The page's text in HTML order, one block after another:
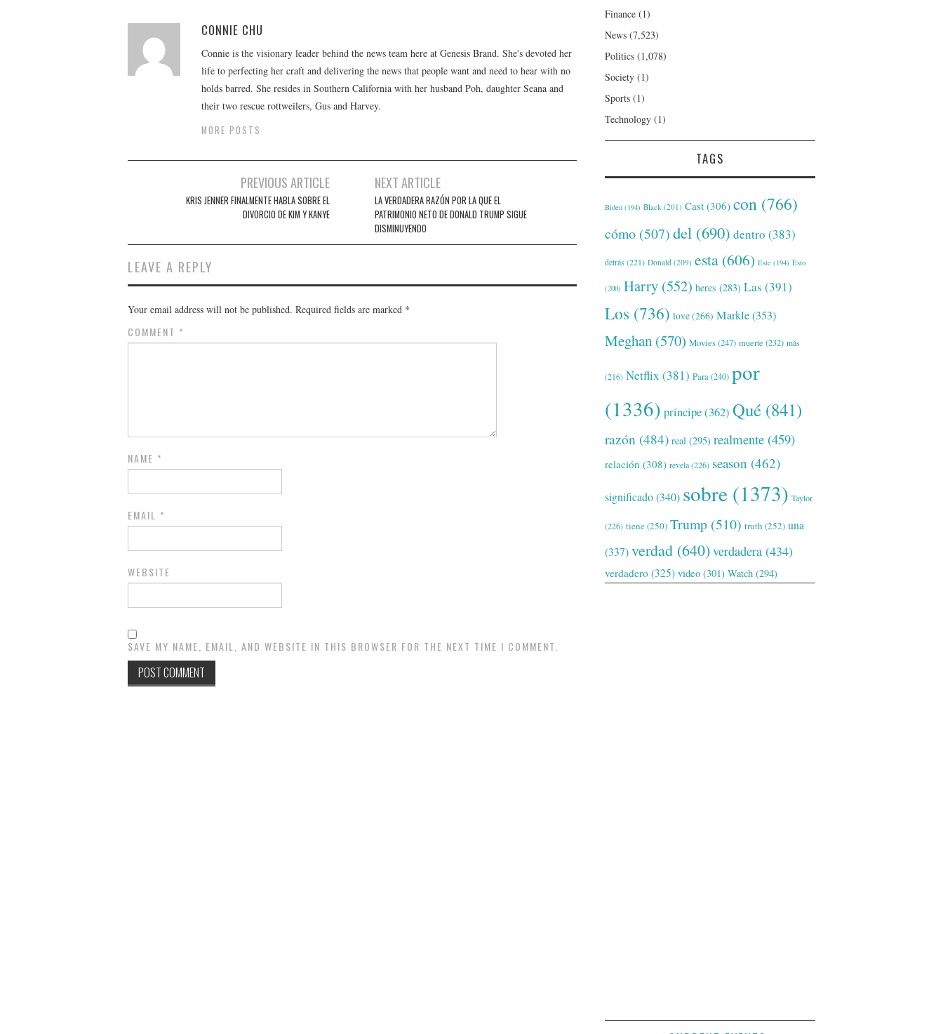
CONNIE CHU
Connie is the visionary leader behind the news team here at Genesis Brand. She's devoted her
life to perfecting her craft and delivering the news that people want and need to hear with no
holds barred. She resides in Southern California with her husband Poh, daughter Seana and
their two rescue rottweilers, Gus and Harvey.
MORE POSTS
navigation
PREVIOUS ARTICLE
KRIS JENNER FINALMENTE HABLA SOBRE EL
DIVORCIO DE KIM Y KANYE
NEXT ARTICLE
LA VERDADERA RAZÓN POR LA QUE EL
PATRIMONIO NETO DE DONALD TRUMP SIGUE
DISMINUYENDO
LEAVE A REPLY
Your email address will not be published. Required fields are marked *
COMMENT *
NAME *
EMAIL *
WEBSITE
SAVE MY NAME, EMAIL, AND WEBSITE IN THIS BROWSER FOR THE NEXT TIME I COMMENT.
Finance (1)
News (7,523)
Politics (1,078)
Society (1)
Sports (1)
Technology (1)
TAGS
Biden (194) Black (201) Cast (306) con (766)
cómo (507)del (690) dentro (383)
detrás (221) Donald (209) esta (606) Este (194) Esto
(200) Harry (552) heres (283) Las (391)
Los (736) love(266) Markle(353)
Meghan (570) Movies(247) muerte (232) más
(216) Netflix (381) Para(240) por
(1336) príncipe(362) Qué (841)
razón (484) real (295) realmente (459)
relación (308) revela(226) season (462)
significado(340) sobre (1373) Taylor
(226) tiene(250) Trump (510) truth (252) una
(337)verdad (640)verdadera (434)
verdadero (325) video (301) Watch (294)